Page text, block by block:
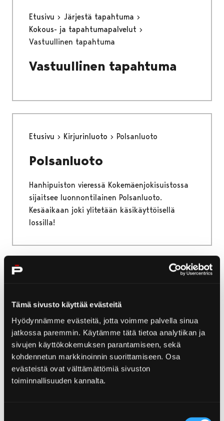
Tämä sivusto käyttää evästeitä
Hyödynnämme evästeitä, jotta voimme palvella sinua
jatkossa paremmin. Käytämme tätä tietoa analytiikan ja
sivujen käyttökokemuksen parantamiseen, sekä
kohdennetun markkinoinnin suorittamiseen. Osa
evästeistä ovat välttämättömiä sivuston
toiminnallisuuden kannalta.
Etusivu
Järjestä tapahtuma
Kokous- ja tapahtumapalvelut
Vastuullinen tapahtuma
Vastuullinen tapahtuma
Etusivu Kirjurinluoto Polsanluoto
Polsanluoto
Hanhipuiston vieressä Kokemäenjokisuistossa
sijaitsee luonnontilainen Polsanluoto.
Kesäaikaan joki ylitetään käsikäyttöisellä
lossilla!
Veneretket ja risteilyt
Maankohoamisen luoma, koko ajan muuttuva
Porin saaristoluonto avautuu parhaiten
veneellä kulkevalle. Porin edustan saaristo on
uloimmilta osiltaan pääosin rakentamatonta